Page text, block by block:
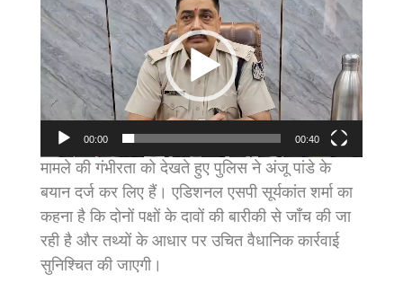
Player
00:00 00:40
मामले की गंभीरता को देखते हुए पुलिस ने अंजू पांडे के
बयान दर्ज कर लिए हैं। एडिशनल एसपी सूर्यकांत शर्मा का
कहना है कि दोनों पक्षों के दावों की बारीकी से जाँच की जा
रही है और तथ्यों के आधार पर उचित वैधानिक कार्रवाई
सुनिश्चित की जाएगी।